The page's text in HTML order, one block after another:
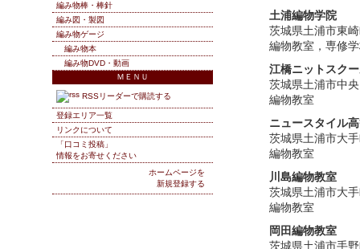
土浦編物学院
茨城県土浦市東
編物教室，専修
江橋ニットスク
茨城県土浦市中
編物教室
ニュースタイル
茨城県土浦市大
編物教室
川島編物教室
茨城県土浦市大
編物教室
岡田編物教室
茨城県土浦市手
編み物棒・棒針
編み図・製図
編み物ゲージ
編み物本
編み物DVD・動画
ＭＥＮＵ
RSSリーダーで購読する
登録エリア一覧
リンクについて
「口コミ投稿」
情報をお寄せください
ホームページを
新規登録する